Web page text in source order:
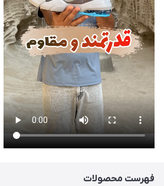
فهرست محصولات